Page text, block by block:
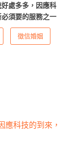
處多多，因應科
須要的服務之一
徵信婚姻
應科技的到來，